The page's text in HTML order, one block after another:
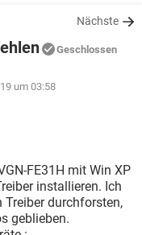
Nächste
Geschlossen
um 03:58
FE31H mit Win XP
installieren. Ich
Treiber durchforsten,
geblieben.